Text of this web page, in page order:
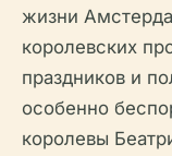
жизни
королевских
праздников и
особенно
королевы